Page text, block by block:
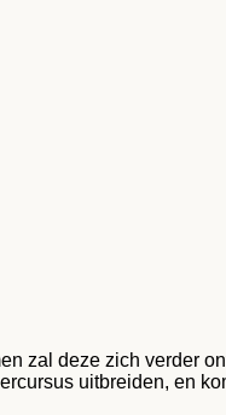
zal deze zich verder
uitbreiden, en